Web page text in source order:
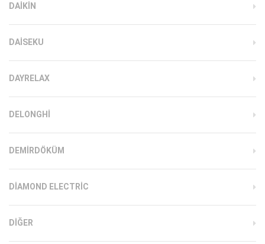
DAIKIN
DAISEKU
DAYRELAX
DELONGHI
DEMIRDÖKÜM
DIAMOND ELECTRIC
DIĞER